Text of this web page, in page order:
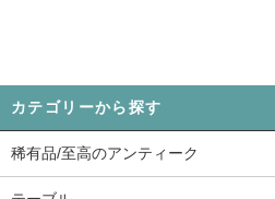
カテゴリーから探す
稀有品/至高のアンティーク